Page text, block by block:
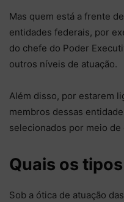
Mas quem está a frente
entidades federais, por
do chefe do Poder
outros níveis de atuação.
Além disso, por estarem
membros dessas
selecionados por meio de
Quais os
Sob a ótica de atuação